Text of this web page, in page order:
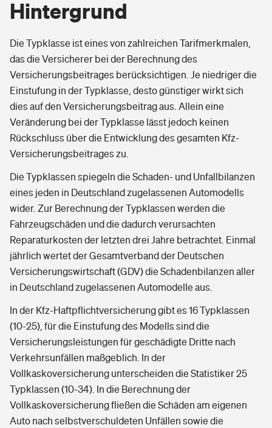
Hintergrund
Die Typklasse ist eines von zahlreichen Tarifmerkmalen,
das die Versicherer bei der Berechnung des
Versicherungsbeitrages berücksichtigen. Je niedriger die
Einstufung in der Typklasse, desto günstiger wirkt sich
dies auf den Versicherungsbeitrag aus. Allein eine
Veränderung bei der Typklasse lässt jedoch keinen
Rückschluss über die Entwicklung des gesamten Kfz-
Versicherungsbeitrages zu.
Die Typklassen spiegeln die Schaden- und Unfallbilanzen
eines jeden in Deutschland zugelassenen Automodells
wider. Zur Berechnung der Typklassen werden die
Fahrzeugschäden und die dadurch verursachten
Reparaturkosten der letzten drei Jahre betrachtet. Einmal
jährlich wertet der Gesamtverband der Deutschen
Versicherungswirtschaft (GDV) die Schadenbilanzen aller
in Deutschland zugelassenen Automodelle aus.
In der Kfz-Haftpflichtversicherung gibt es 16 Typklassen
(10-25), für die Einstufung des Modells sind die
Versicherungsleistungen für geschädigte Dritte nach
Verkehrsunfällen maßgeblich. In der
Vollkaskoversicherung unterscheiden die Statistiker 25
Typklassen (10-34). In die Berechnung der
Vollkaskoversicherung fließen die Schäden am eigenen
Auto nach selbstverschuldeten Unfällen sowie die